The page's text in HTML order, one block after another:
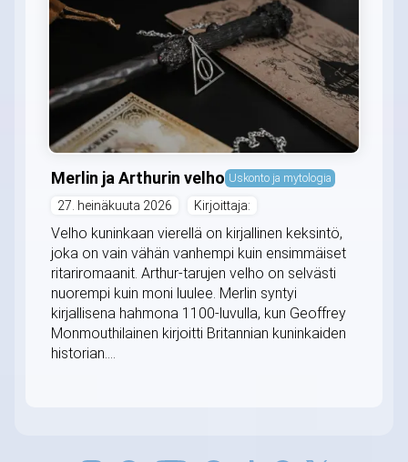
Merlin ja Arthurin velho Uskonto ja mytologia
27. heinäkuuta 2026 Kirjoittaja:
Velho kuninkaan vierellä on kirjallinen keksintö,
joka on vain vähän vanhempi kuin ensimmäiset
ritariromaanit. Arthur-tarujen velho on selvästi
nuorempi kuin moni luulee. Merlin syntyi
kirjallisena hahmona 1100-luvulla, kun Geoffrey
Monmouthilainen kirjoitti Britannian kuninkaiden
historian....